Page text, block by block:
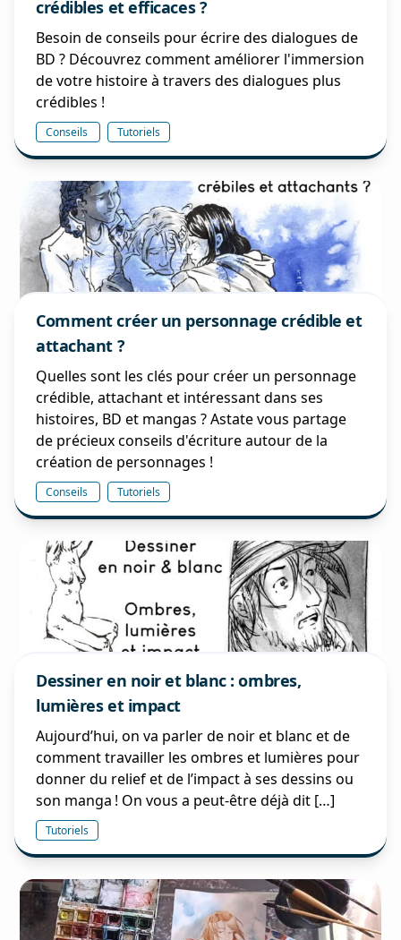
crédibles et efficaces ?
Besoin de conseils pour écrire des dialogues de
BD ? Découvrez comment améliorer l'immersion
de votre histoire à travers des dialogues plus
crédibles !
Conseils Tutoriels
Comment créer un personnage crédible et
attachant ?
Quelles sont les clés pour créer un personnage
crédible, attachant et intéressant dans ses
histoires, BD et mangas ? Astate vous partage
de précieux conseils d'écriture autour de la
création de personnages !
Conseils Tutoriels
Dessiner en noir et blanc : ombres,
lumières et impact
Aujourd’hui, on va parler de noir et blanc et de
comment travailler les ombres et lumières pour
donner du relief et de l’impact à ses dessins ou
son manga ! On vous a peut-être déjà dit […]
Tutoriels